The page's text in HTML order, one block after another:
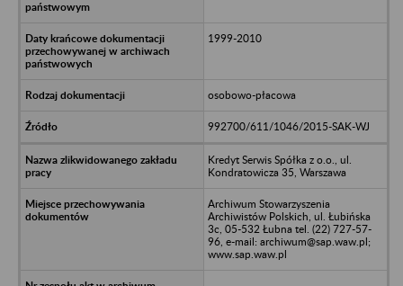
1999-2010
osobowo-płacowa
992700/611/1046/2015-SAK-WJ
Kredyt Serwis Spółka z o.o., ul.
Kondratowicza 35, Warszawa
Archiwum Stowarzyszenia
Archiwistów Polskich, ul. Łubińska
3c, 05-532 Łubna tel. (22) 727-57-
96, e-mail: archiwum@sap.waw.pl;
www.sap.waw.pl